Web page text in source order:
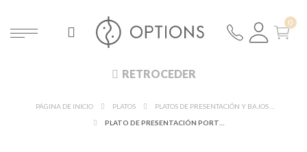
RETROCEDER
PÁGINA DE INICIO PLATOS